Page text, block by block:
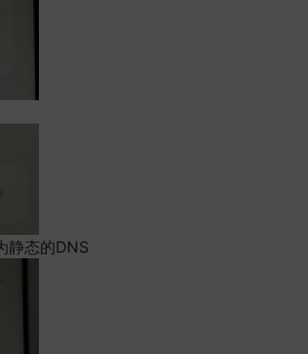
静态的DNS